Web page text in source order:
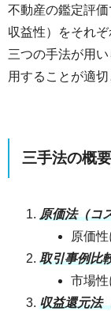
不動産の鑑定評価
収益性）をそれ
三つの手法が用
用することが適切
三手法の概要
原価法（コ
原価
取引事例比
市場
収益還元法